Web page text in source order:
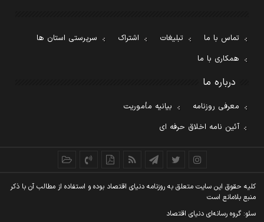
تماس با ما تبلیغات اشتراک
سرپرستی استان ها
همکاری با ما
درباره ما
معرفی روزنامه
بیانیه مأموریت
آئین نامه اخلاق حرفه ای
کليه حقوق اين سايت متعلق به روزنامه دنيای اقتصاد بوده و استفاده از مطالب آن با ذکر
منبع بلامانع است
سئو: گروه رسانه‌ای دنیای اقتصاد